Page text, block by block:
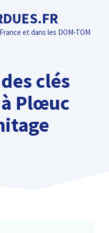
et dans les DOM-TOM
clés
Plœuc